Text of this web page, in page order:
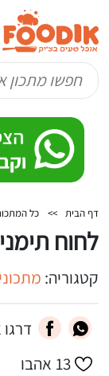
דף הבית >> כל
לחוח
קטגוריה:
13 אהבו